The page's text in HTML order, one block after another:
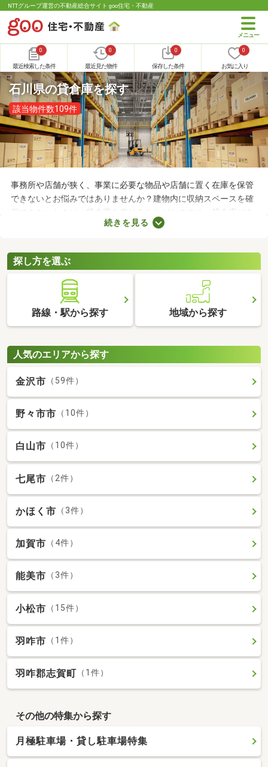
NTTグループ運営の不動産総合サイト goo住宅・不動産
0
最近検索した条件
0
最近見た物件
0
保存した条件
0
お気に入り
石川県の貸倉庫を探す
該当物件数109件
事務所や店舗が狭く、事業に必要な物品や店舗に置く在庫を保管
できないとお悩みではありませんか？建物内に収納スペースを確
保できないときは、貸倉庫を借りることがおすすめ。貸倉庫があ
れば、在庫やすぐに使わない物品を保管できるため、店舗や事務
にチェックしてほしい貸倉庫を紹介します。
続きを見る
探し方を選ぶ
路線・駅から探す 地域から探す
人気のエリアから探す
金沢市 （59件）
野々市市 （10件）
白山市 （10件）
七尾市 （2件）
かほく市 （3件）
加賀市 （4件）
能美市 （3件）
小松市 （15件）
羽咋市 （1件）
羽咋郡志賀町 （1件）
その他の特集から探す
月極駐車場・貸し駐車場特集